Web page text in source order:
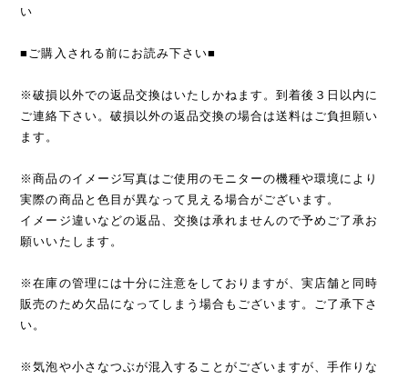
い
■ご購入される前にお読み下さい■
※破損以外での返品交換はいたしかねます。到着後３日以内に
ご連絡下さい。破損以外の返品交換の場合は送料はご負担願い
ます。
※商品のイメージ写真はご使用のモニターの機種や環境により
実際の商品と色目が異なって見える場合がございます。
イメージ違いなどの返品、交換は承れませんので予めご了承お
願いいたします。
※在庫の管理には十分に注意をしておりますが、実店舗と同時
販売のため欠品になってしまう場合もございます。ご了承下さ
い。
※気泡や小さなつぶが混入することがございますが、手作りな